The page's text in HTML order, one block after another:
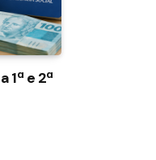
1ª e 2ª